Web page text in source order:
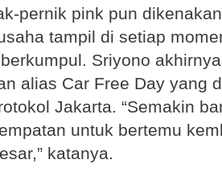
pernik pink pun
tampil di setiap
Sriyono
alias Car Free Day yang
Jakarta. “Semakin
untuk bertemu
katanya.